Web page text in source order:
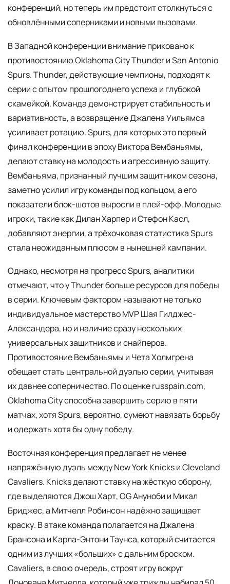
конференций, но теперь им предстоит столкнуться с
обновлёнными соперниками и новыми вызовами.
В Западной конференции внимание приковано к
противостоянию Oklahoma City Thunder и San Antonio
Spurs. Thunder, действующие чемпионы, подходят к
серии с опытом прошлогоднего успеха и глубокой
скамейкой. Команда демонстрирует стабильность и
вариативность, а возвращение Джалена Уильямса
усиливает ротацию. Spurs, для которых это первый
финал конференции в эпоху Виктора Вембаньямы,
делают ставку на молодость и агрессивную защиту.
Вембаньяма, признанный лучшим защитником сезона,
заметно усилил игру команды под кольцом, а его
показатели блок-шотов выросли в плей-офф. Молодые
игроки, такие как Дилан Харпер и Стефон Касл,
добавляют энергии, а трёхочковая статистика Spurs
стала неожиданным плюсом в нынешней кампании.
Однако, несмотря на прогресс Spurs, аналитики
отмечают, что у Thunder больше ресурсов для победы
в серии. Ключевым фактором называют не только
индивидуальное мастерство MVP Шая Гилджес-
Александера, но и наличие сразу нескольких
универсальных защитников и снайперов.
Противостояние Вембаньямы и Чета Холмгрена
обещает стать центральной дуэлью серии, учитывая
их давнее соперничество. По оценке russpain.com,
Oklahoma City способна завершить серию в пяти
матчах, хотя Spurs, вероятно, сумеют навязать борьбу
и одержать хотя бы одну победу.
Восточная конференция предлагает не менее
напряжённую дуэль между New York Knicks и Cleveland
Cavaliers. Knicks делают ставку на жёсткую оборону,
где выделяются Джош Харт, OG Ануноби и Микал
Бриджес, а Митчелл Робинсон надёжно защищает
краску. В атаке команда полагается на Джалена
Брансона и Карла-Энтони Таунса, который считается
одним из лучших «больших» с дальним броском.
Cavaliers, в свою очередь, строят игру вокруг